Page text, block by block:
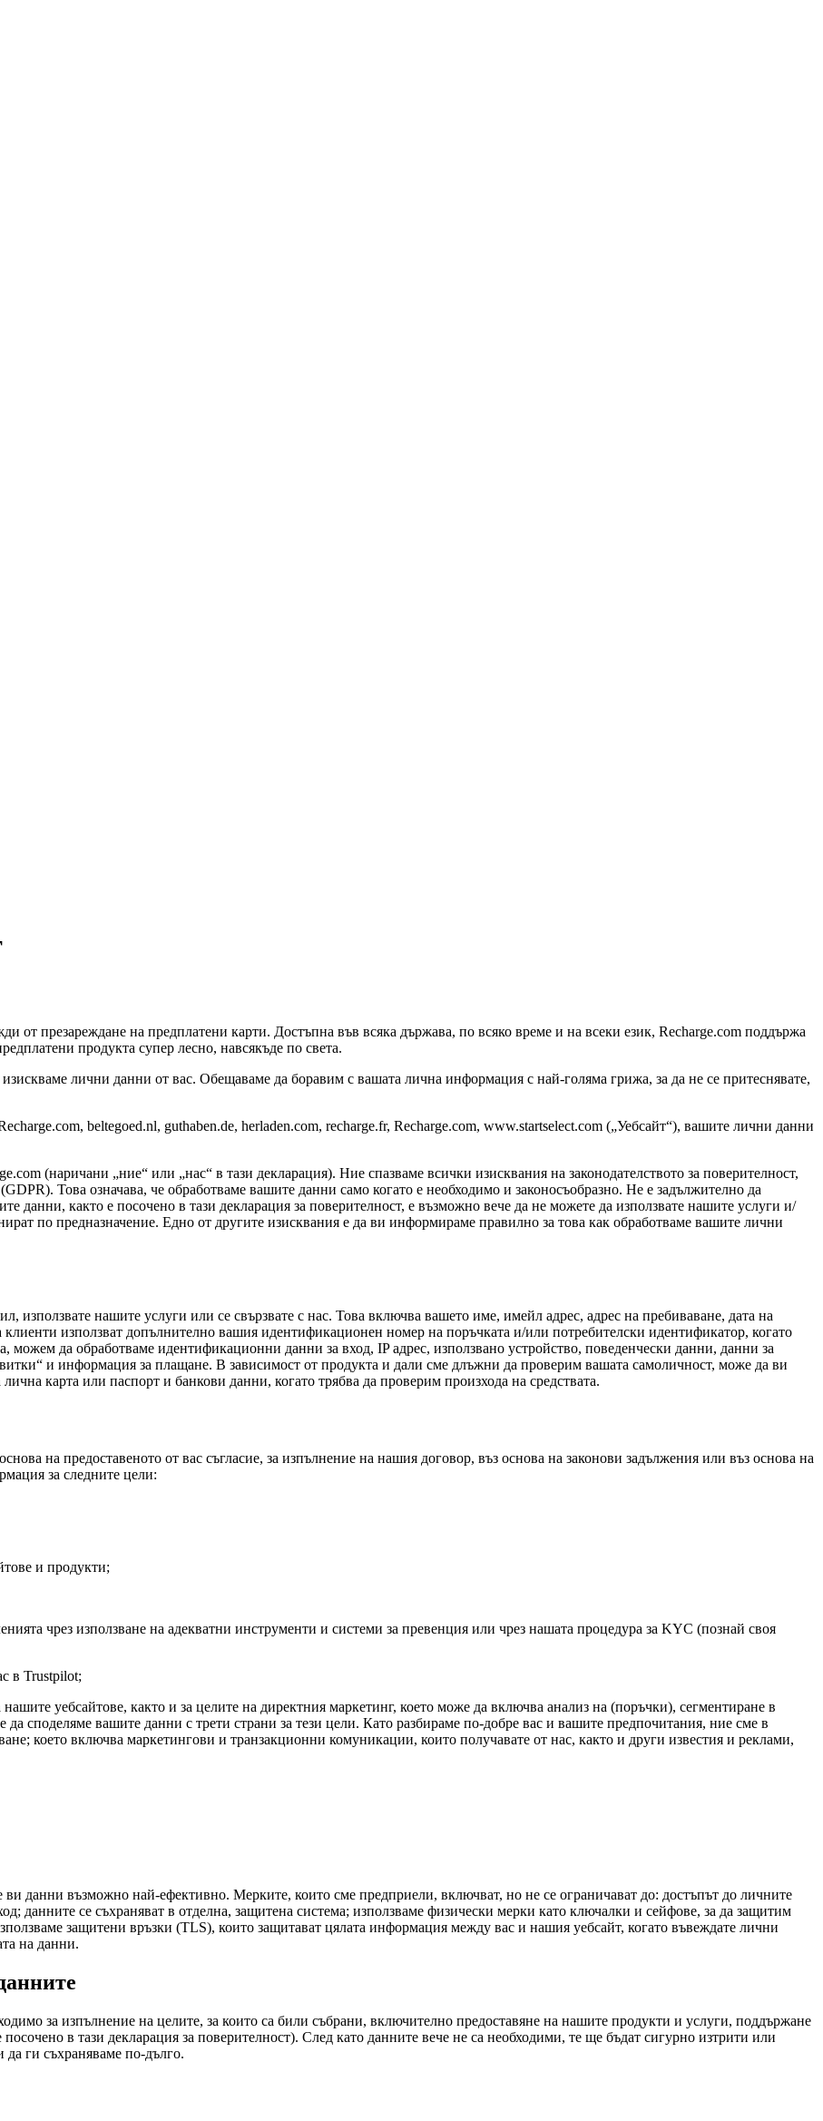
от презареждане на предплатени карти. Достъпна във всяка държава, по всяко време и на всеки език, Recharge.com поддържа
продукта супер лесно, навсякъде по света.
лични данни от вас. Обещаваме да боравим с вашата лична информация с най-голяма грижа, за да не се притеснявате,
beltegoed.nl, guthaben.de, herladen.com, recharge.fr, Recharge.com, www.startselect.com („Уебсайт“), вашите лични данни
(наричани „ние“ или „нас“ в тази декларация). Ние спазваме всички изисквания на законодателството за поверителност,
Това означава, че обработваме вашите данни само когато е необходимо и законосъобразно. Не е задължително да
данни, както е посочено в тази декларация за поверителност, е възможно вече да не можете да използвате нашите услуги и/
по предназначение. Едно от другите изисквания е да ви информираме правилно за това как обработваме вашите лични
използвате нашите услуги или се свързвате с нас. Това включва вашето име, имейл адрес, адрес на пребиваване, дата на
използват допълнително вашия идентификационен номер на поръчката и/или потребителски идентификатор, когато
можем да обработваме идентификационни данни за вход, IP адрес, използвано устройство, поведенчески данни, данни за
и информация за плащане. В зависимост от продукта и дали сме длъжни да проверим вашата самоличност, може да ви
карта или паспорт и банкови данни, когато трябва да проверим произхода на средствата.
на предоставеното от вас съгласие, за изпълнение на нашия договор, въз основа на законови задължения или въз основа на
за следните цели:
и продукти;
чрез използване на адекватни инструменти и системи за превенция или чрез нашата процедура за KYC (познай своя
в Trustpilot;
уебсайтове, както и за целите на директния маркетинг, което може да включва анализ на (поръчки), сегментиране в
споделяме вашите данни с трети страни за тези цели. Като разбираме по-добре вас и вашите предпочитания, ние сме в
което включва маркетингови и транзакционни комуникации, които получавате от нас, както и други известия и реклами,
данни възможно най-ефективно. Мерките, които сме предприели, включват, но не се ограничават до: достъпът до личните
данните се съхраняват в отделна, защитена система; използваме физически мерки като ключалки и сейфове, за да защитим
защитени връзки (TLS), които защитават цялата информация между вас и нашия уебсайт, когато въвеждате лични
на данни.
за изпълнение на целите, за които са били събрани, включително предоставяне на нашите продукти и услуги, поддържане
в тази декларация за поверителност). След като данните вече не са необходими, те ще бъдат сигурно изтрити или
ги съхраняваме по-дълго.